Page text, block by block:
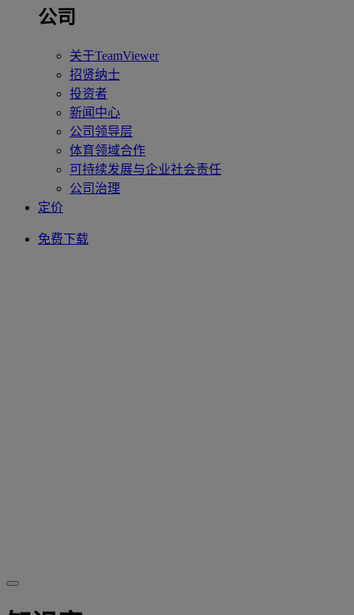
公司
关于TeamViewer
招贤纳士
投资者
新闻中心
公司领导层
体育领域合作
可持续发展与企业社会责任
公司治理
定价
免费下载